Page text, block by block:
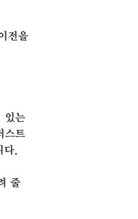
전을
있는
스트
다.
줄